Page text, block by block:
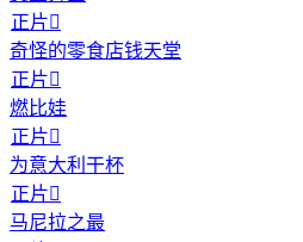
正片
奇怪的零食店钱天堂
正片
燃比娃
正片
为意大利干杯
正片
马尼拉之最